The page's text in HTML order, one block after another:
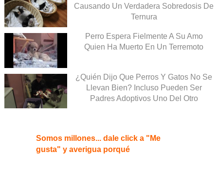
Causando Un Verdadera Sobredosis De
Ternura
Perro Espera Fielmente A Su Amo
Quien Ha Muerto En Un Terremoto
¿Quién Dijo Que Perros Y Gatos No Se
Llevan Bien? Incluso Pueden Ser
Padres Adoptivos Uno Del Otro
Somos millones... dale click a "Me
gusta" y averigua porqué